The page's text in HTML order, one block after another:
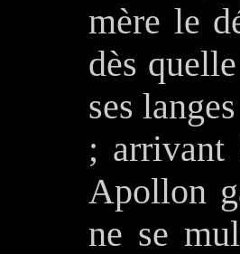
mère le
dès
ses
; arrivant
Apollon
ne se